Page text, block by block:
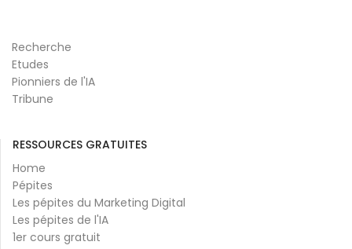
Recherche
Etudes
Pionniers de l'IA
Tribune
RESSOURCES GRATUITES
Home
Pépites
Les pépites du Marketing Digital
Les pépites de l'IA
1er cours gratuit